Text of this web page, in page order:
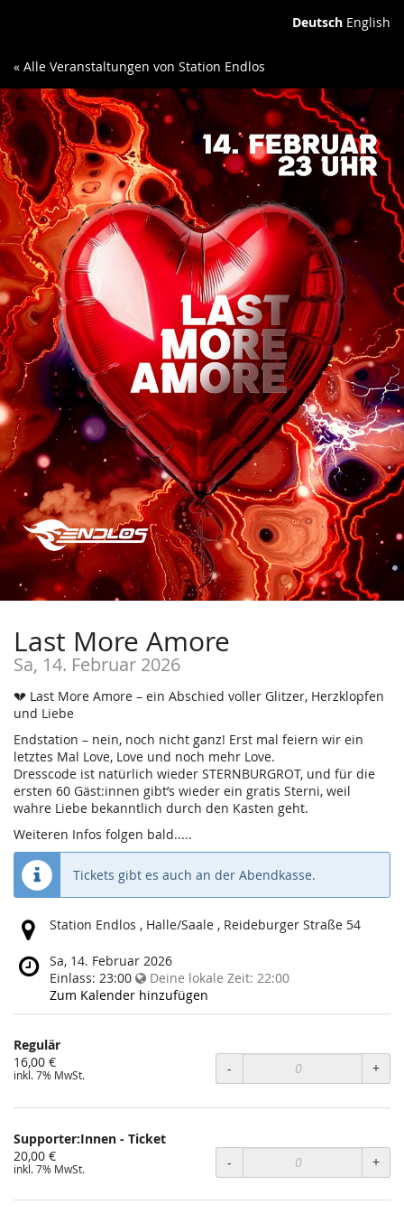
Deutsch English
« Alle Veranstaltungen von Station Endlos
Last More Amore
Sa, 14. Februar 2026
💔 Last More Amore – ein Abschied voller Glitzer, Herzklopfen
und Liebe
Endstation – nein, noch nicht ganz! Erst mal feiern wir ein
letztes Mal Love, Love und noch mehr Love.
Dresscode ist natürlich wieder STERNBURGROT, und für die
ersten 60 Gäst:innen gibt’s wieder ein gratis Sterni, weil
wahre Liebe bekanntlich durch den Kasten geht.
Weiteren Infos folgen bald.....
Tickets gibt es auch an der Abendkasse.
Wo
diese
Veranstaltung
statt?
Station Endlos , Halle/Saale , Reideburger Straße 54
Wann
findet
diese
Veranstaltung
Sa, 14. Februar 2026
Einlass: 23:00 Deine lokale Zeit: 22:00
Zum Kalender hinzufügen
Unkategorisierte
Produkte
Regulär
16,00 €
inkl. 7% MwSt. - +
Supporter:Innen - Ticket
20,00 €
inkl. 7% MwSt. - +